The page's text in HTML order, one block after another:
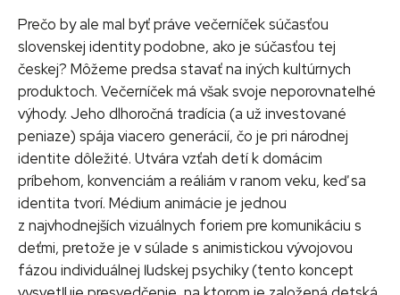
Prečo by ale mal byť práve večerníček súčasťou
slovenskej identity podobne, ako je súčasťou tej
českej? Môžeme predsa stavať na iných kultúrnych
produktoch. Večerníček má však svoje neporovnateľné
výhody. Jeho dlhoročná tradícia (a už investované
peniaze) spája viacero generácií, čo je pri národnej
identite dôležité. Utvára vzťah detí k domácim
príbehom, konvenciám a reáliám v ranom veku, keď sa
identita tvorí. Médium animácie je jednou
z najvhodnejších vizuálnych foriem pre komunikáciu s
deťmi, pretože je v súlade s animistickou vývojovou
fázou individuálnej ľudskej psychiky (tento koncept